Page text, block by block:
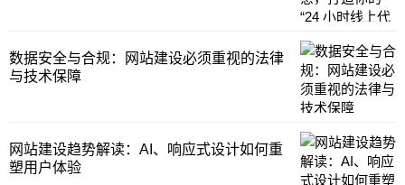
数据安全与合规：网站建设必须重视的法律
与技术保障
网站建设趋势解读：AI、响应式设计如何重
塑用户体验